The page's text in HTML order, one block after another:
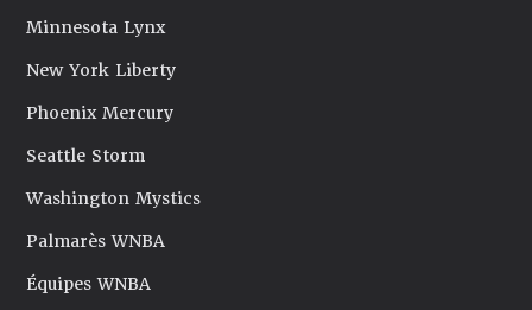
Minnesota Lynx
New York Liberty
Phoenix Mercury
Seattle Storm
Washington Mystics
Palmarès WNBA
Équipes WNBA